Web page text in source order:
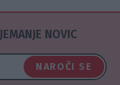
NOVIC
NAROČI SE